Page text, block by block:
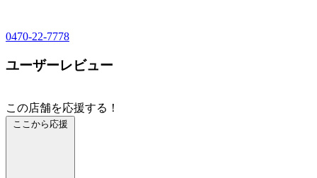
0470-22-7778
ユーザーレビュー
この店舗を応援する！
ここから応援